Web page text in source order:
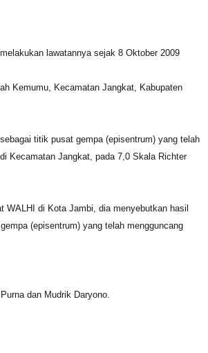
lawatannya sejak 8 Oktober 2009
Kemumu, Kecamatan Jangkat, Kabupaten
titik pusat gempa (episentrum) yang telah
Kecamatan Jangkat, pada 7,0 Skala Richter
WALHI di Kota Jambi, dia menyebutkan hasil
(episentrum) yang telah mengguncang
dan Mudrik Daryono.